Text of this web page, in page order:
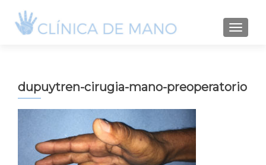
dupuytren-cirugia-mano-preoperatorio